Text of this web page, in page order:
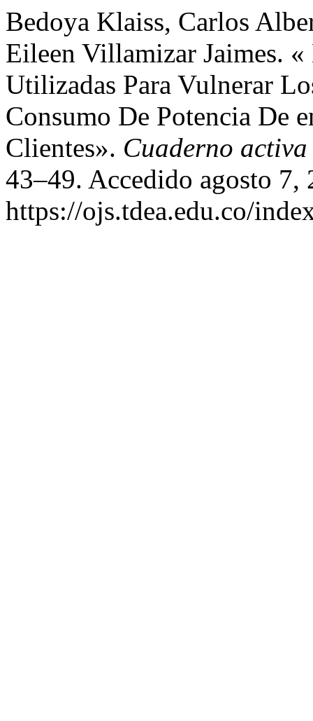
Bedoya Klaiss, Carlos
Eileen Villamizar Jaimes. «
Utilizadas Para Vulnerar
Consumo De Potencia De
Clientes». Cuaderno activa
43–49. Accedido agosto 7,
https://ojs.tdea.edu.co/